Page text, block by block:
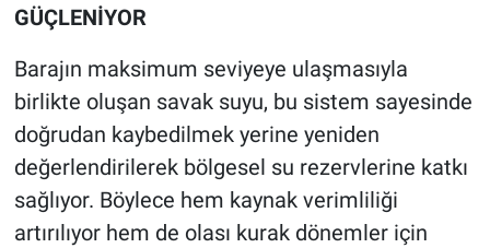
GÜÇLENİYOR
Barajın maksimum seviyeye ulaşmasıyla
birlikte oluşan savak suyu, bu sistem sayesinde
doğrudan kaybedilmek yerine yeniden
değerlendirilerek bölgesel su rezervlerine katkı
sağlıyor. Böylece hem kaynak verimliliği
artırılıyor hem de olası kurak dönemler için